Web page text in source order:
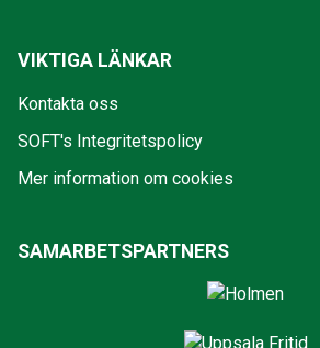
VIKTIGA LÄNKAR
Kontakta oss
SOFT's Integritetspolicy
Mer information om cookies
SAMARBETSPARTNERS